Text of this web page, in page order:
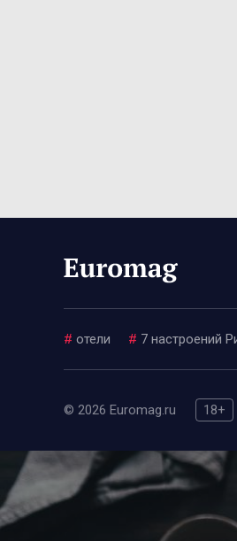
# отели # 7 настроений
© 2026 Euromag.ru 18+